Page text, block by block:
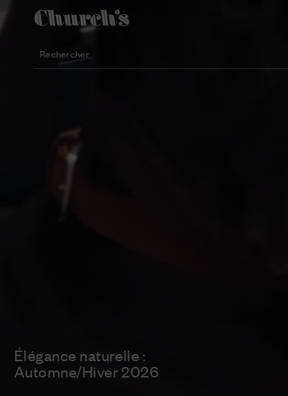
Rechercher
Chaussures aux silhouettes légères
Icônes pour les cérémonies
Élégance naturelle :
Automne/Hiver 2026